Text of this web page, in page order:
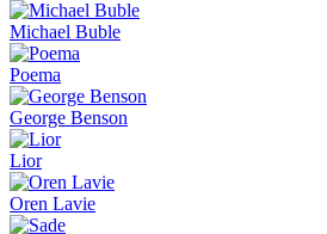
Michael Buble
Poema
George Benson
Lior
Oren Lavie